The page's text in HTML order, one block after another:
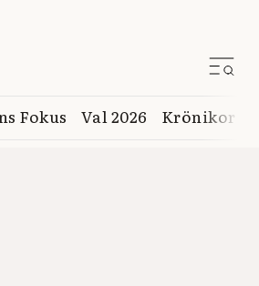
Fokus Val 2026 Krönikor